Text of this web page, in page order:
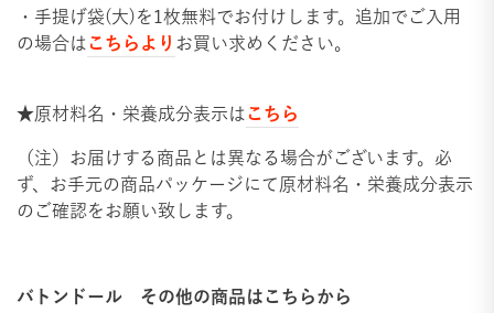
・手提げ袋(大)を1枚無料でお付けします。追加でご入用
の場合は こちらより お買い求めください。
★原材料名・栄養成分表示は こちら
（注）お届けする商品とは異なる場合がございます。必
ず、お手元の商品パッケージにて原材料名・栄養成分表示
のご確認をお願い致します。
バトンドール その他の商品はこちらから